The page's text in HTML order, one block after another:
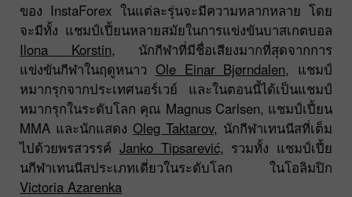
ของ InstaForex ในแต่ละรุ่นจะมีความหลากหลาย โดย
จะมีทั้ง แชมป์เปี้ยนหลายสมัยในการแข่งขันบาสเกตบอล
Ilona Korstin, นักกีฬาที่มีชื่อเสียงมากที่สุดจากการ
แข่งขันกีฬาในฤดูหนาว Ole Einar Bjørndalen, แชมป์
หมากรุกจากประเทศนอร์เวย์ และในตอนนี้ได้เป็นแชมป์
หมากรุกในระดับโลก คุณ Magnus Carlsen, แชมป์เปี้ยน
MMA และนักแสดง Oleg Taktarov, นักกีฬาเทนนีสที่เต็ม
ไปด้วยพรสวรรค์ Janko Tipsarević, รวมทั้ง แชมป์เปี้ย
นกีฬาเทนนีสประเภทเดี่ยวในระดับโลก ในโอลิมปิก
Victoria Azarenka